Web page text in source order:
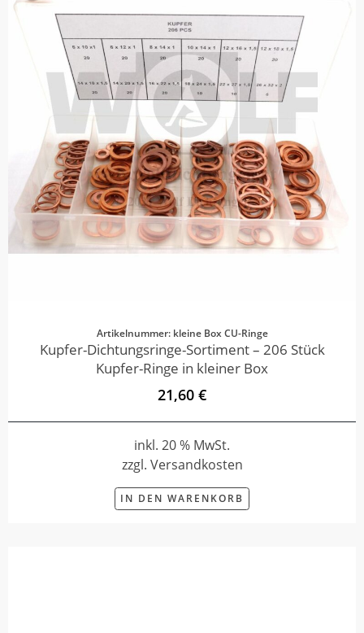
Artikelnummer: kleine Box CU-Ringe
Kupfer-Dichtungsringe-Sortiment – 206 Stück
Kupfer-Ringe in kleiner Box
21,60 €
inkl. 20 % MwSt.
zzgl. Versandkosten
IN DEN WARENKORB